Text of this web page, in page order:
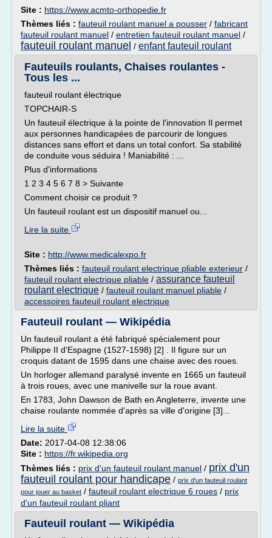
Site : https://www.acmto-orthopedie.fr
Thèmes liés : fauteuil roulant manuel a pousser / fabricant
fauteuil roulant manuel / entretien fauteuil roulant manuel /
fauteuil roulant manuel / enfant fauteuil roulant
Fauteuils roulants, Chaises roulantes -
Tous les ...
fauteuil roulant électrique
TOPCHAIR-S
Un fauteuil électrique à la pointe de l'innovation Il permet
aux personnes handicapées de parcourir de longues
distances sans effort et dans un total confort. Sa stabilité
de conduite vous séduira ! Maniabilité : ...
Plus d'informations
1 2 3 4 5 6 7 8 > Suivante
Comment choisir ce produit ?
Un fauteuil roulant est un dispositif manuel ou...
Lire la suite
Site : http://www.medicalexpo.fr
Thèmes liés : fauteuil roulant electrique pliable exterieur /
fauteuil roulant electrique pliable / assurance fauteuil
roulant electrique / fauteuil roulant manuel pliable /
accessoires fauteuil roulant electrique
Fauteuil roulant — Wikipédia
Un fauteuil roulant a été fabriqué spécialement pour
Philippe II d'Espagne (1527-1598) [2] . Il figure sur un
croquis datant de 1595 dans une chaise avec des roues.
Un horloger allemand paralysé invente en 1665 un fauteuil
à trois roues, avec une manivelle sur la roue avant.
En 1783, John Dawson de Bath en Angleterre, invente une
chaise roulante nommée d'après sa ville d'origine [3]...
Lire la suite
Date: 2017-04-08 12:38:06
Site : https://fr.wikipedia.org
Thèmes liés : prix d'un fauteuil roulant manuel / prix d'un
fauteuil roulant pour handicape / prix d'un fauteuil roulant
pour jouer au basket / fauteuil roulant electrique 6 roues / prix
d'un fauteuil roulant pliant
Fauteuil roulant — Wikipédia